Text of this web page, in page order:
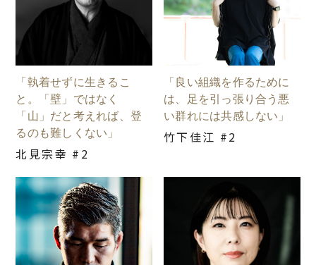
「執着せずに生きるこ
と。「壁」ではなく
「山」だと考えれば、登
るのも難しくない」
北見宗幸 #2
「良い組織を作るために
は、足を引っ張り合う悪
い群れには共感しない」
竹下佳江 #2